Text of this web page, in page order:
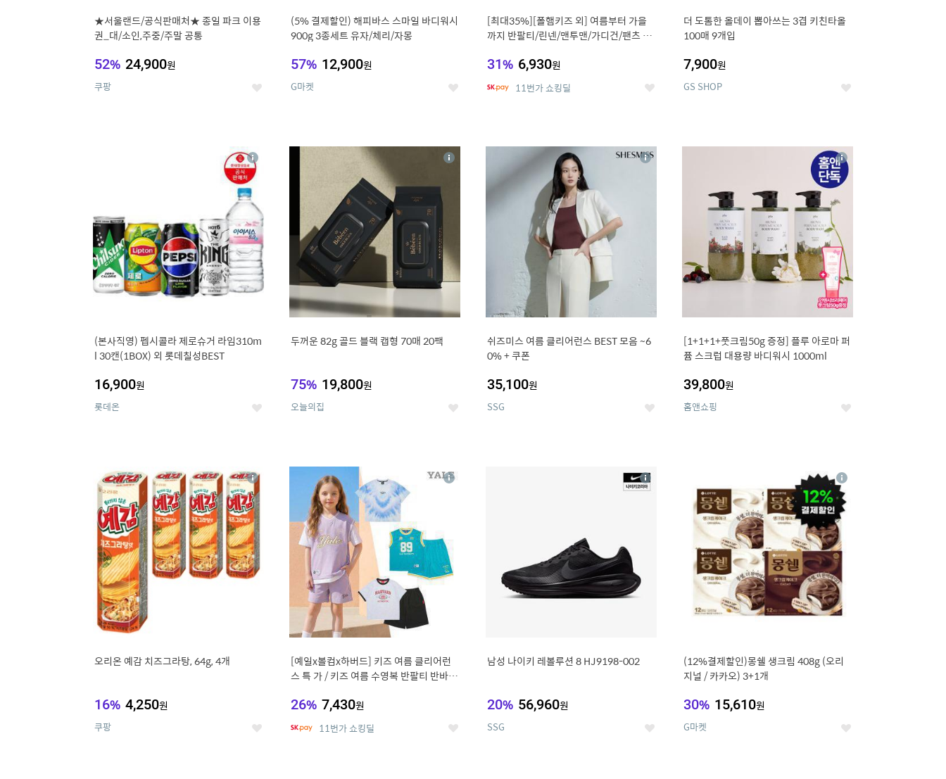
★서울랜드/공식판매처★ 종일 파크 이용
권_대/소인,주중/주말 공통
52% 24,900원
쿠팡 좋
(5% 결제할인) 해피바스 스마일 바디워시
900g 3종세트 유자/체리/자몽
57% 12,900원
G마켓 좋
[최대35%][폴햄키즈 외] 여름부터 가을
까지 반팔티/린넨/맨투맨/가디건/팬츠 외
31% 6,930원
11번가 쇼킹딜 좋
더 도톰한 올데이 뽑아쓰는 3겹 키친타올
100매 9개입
7,900원
GS SHOP 좋
(본사직영) 펩시콜라 제로슈거 라임310m
l 30캔(1BOX) 외 롯데칠성BEST
16,900원
롯데온 좋
상
세
14
두꺼운 82g 골드 블랙 캡형 70매 20팩
75% 19,800원
오늘의집 좋
상
15
쉬즈미스 여름 클리어런스 BEST 모음 ~6
0% + 쿠폰
35,100원
SSG 좋
상
16
[1+1+1+풋크림50g 증정] 플루 아로마 퍼
퓸 스크럽 대용량 바디워시 1000ml
39,800원
홈앤쇼핑 좋
상
세
17
오리온 예감 치즈그라탕, 64g, 4개
16% 4,250원
쿠팡 좋
상
세
18
[예일x볼컴x하버드] 키즈 여름 클리어런
스 특 가 / 키즈 여름 수영복 반팔티 반바지
26% 7,430원
11번가 쇼킹딜 좋
상
남성 나이키 레볼루션 8 HJ9198-002
20% 56,960원
SSG 좋
상
세
(12%결제할인)몽쉘 생크림 408g (오리
지널 / 카카오) 3+1개
30% 15,610원
G마켓 좋
상
세